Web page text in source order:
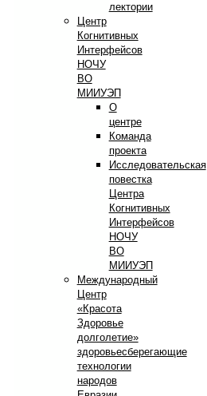
лектории
Центр
Когнитивных
Интерфейсов
НОЧУ
ВО
МИИУЭП
О
центре
Команда
проекта
Исследовательская
повестка
Центра
Когнитивных
Интерфейсов
НОЧУ
ВО
МИИУЭП
Международный
Центр
«Красота
Здоровье
долголетие»
здоровьесберегающие
технологии
народов